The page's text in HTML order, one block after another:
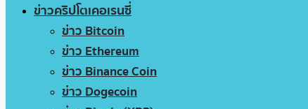
ข่าวคริปโตเคอเรนซี่
ข่าว Bitcoin
ข่าว Ethereum
ข่าว Binance Coin
ข่าว Dogecoin